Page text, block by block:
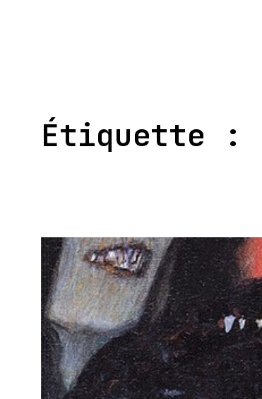
Étiquette :